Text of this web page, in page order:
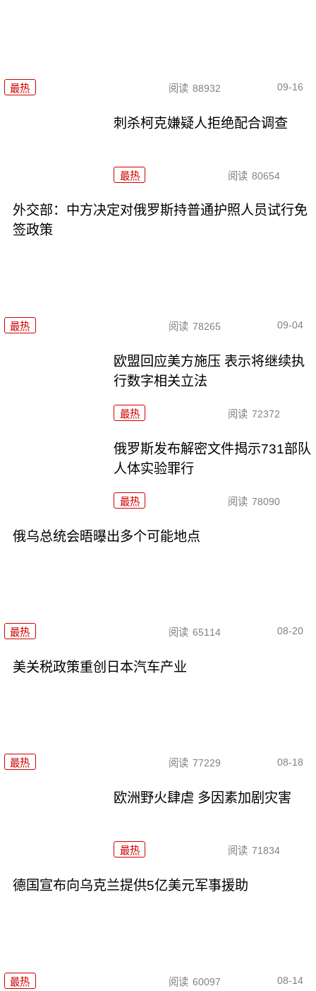
最热 阅读 88932 09-16
刺杀柯克嫌疑人拒绝配合调查
最热 阅读 80654
外交部：中方决定对俄罗斯持普通护照人员试行免
签政策
最热 阅读 78265 09-04
欧盟回应美方施压 表示将继续执
行数字相关立法
最热 阅读 72372
俄罗斯发布解密文件揭示731部队
人体实验罪行
最热 阅读 78090
俄乌总统会晤曝出多个可能地点
最热 阅读 65114 08-20
美关税政策重创日本汽车产业
最热 阅读 77229 08-18
欧洲野火肆虐 多因素加剧灾害
最热 阅读 71834
德国宣布向乌克兰提供5亿美元军事援助
最热 阅读 60097 08-14